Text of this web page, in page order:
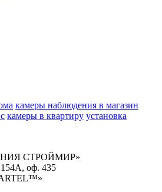
камеры наблюдения в магазин
камеры в квартиру установка
СТРОЙМИР»
оф. 435